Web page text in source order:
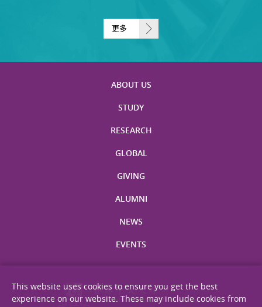
更多
ABOUT US
STUDY
RESEARCH
GLOBAL
GIVING
ALUMNI
NEWS
EVENTS
This website uses cookies to ensure you get the best
experience on our website. These may include cookies from